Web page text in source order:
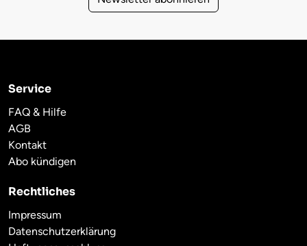
Service
FAQ & Hilfe
AGB
Kontakt
Abo kündigen
Rechtliches
Impressum
Datenschutzerklärung